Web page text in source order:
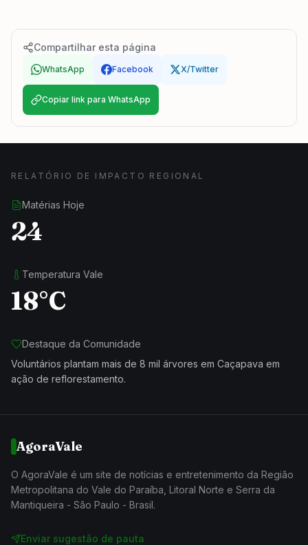
Compartilhar esta página
WhatsApp Facebook X/Twitter
Copiar link para WhatsApp
RELATÓRIO DE IMPACTO REGIONAL
Matérias Hoje
24
Temperatura Vale
18°C
Destaque da Comunidade
Voluntários plantam mais de 8 mil árvores em Caçapava em
ação de reflorestamento.
AgoraVale
O AgoraVale é um site de notícias e entretenimento da Região
Metropolitana do Vale do Paraíba, Litoral Norte e Serra da
Mantiqueira - São Paulo - Brasil.
Enviar sugestão de pauta